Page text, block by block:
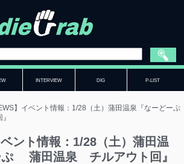
INTERVIEW DIG P-LIST
】イベント情報：1/28（土）蒲田温泉『なーどーぷ
ベント情報：1/28（土）蒲田温
ぷ 蒲田温泉 チルアウト回』